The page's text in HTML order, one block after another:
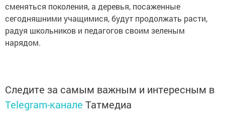
сменяться поколения, а деревья, посаженные
сегодняшними учащимися, будут продолжать расти,
радуя школьников и педагогов своим зеленым
нарядом.
Следите за самым важным и интересным в
Telegram-канале Татмедиа